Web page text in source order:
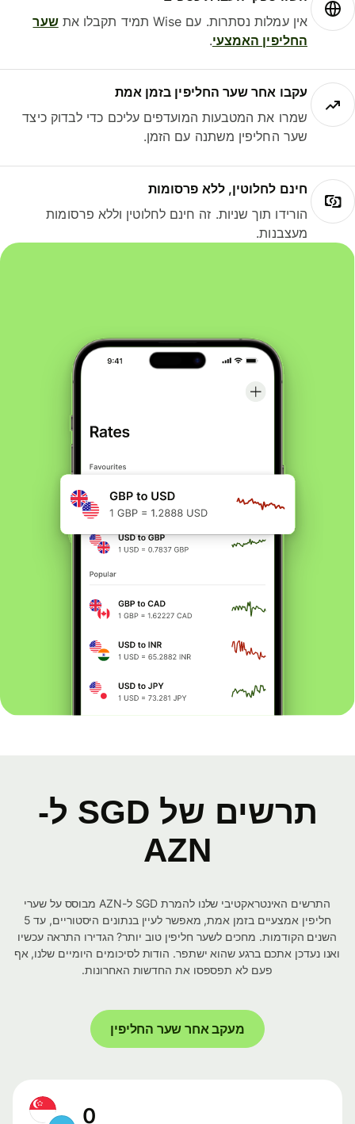
אין עמלות נסתרות. עם Wise תמיד תקבלו את
שער
החליפין האמצעי.
עקבו אחר שער החליפין בזמן אמת
שמרו את המטבעות המועדפים עליכם כדי לבדוק כיצד
שער החליפין משתנה עם הזמן.
חינם לחלוטין, ללא פרסומות
הורידו תוך שניות. זה חינם לחלוטין וללא פרסומות
מעצבנות.
תרשים של SGD ל-
AZN
התרשים האינטראקטיבי שלנו להמרת SGD ל-AZN מבוסס על שערי
חליפין אמצעיים בזמן אמת, מאפשר לעיין בנתונים היסטוריים, עד 5
השנים הקודמות. מחכים לשער חליפין טוב יותר? הגדירו התראה עכשיו
ואנו נעדכן אתכם ברגע שהוא ישתפר. הודות לסיכומים היומיים שלנו, אף
פעם לא תפספסו את החדשות האחרונות.
מעקב אחר שער החליפין